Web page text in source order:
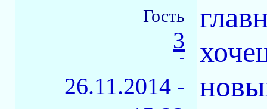
Гость
3
-
26.11.2014 -